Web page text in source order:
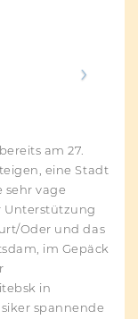
am 27.
eine Stadt
sehr vage
Unterstützung
Oder und das
im Gepäck
in
spannende